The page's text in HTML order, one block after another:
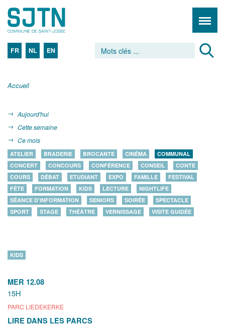
FR NL EN
Accueil
Aujourd'hui
Cette semaine
Ce mois
ATELIER BRADERIE BROCANTE CINÉMA
COMMUNAL
CONCERT
CONCOURS CONFÉRENCE CONSEIL
CONTE
COURS
DÉBAT ETUDIANT EXPO FAMILLE
FESTIVAL
FÊTE
FORMATION KIDS LECTURE
NIGHTLIFE
SÉANCE D'INFORMATION
SENIORS SOIRÉE
SPECTACLE
SPORT
STAGE THÉÂTRE VERNISSAGE VISITE GUIDÉE
MER 12.08
15H
PARC LIEDEKERKE
KIDS
LIRE DANS LES PARCS